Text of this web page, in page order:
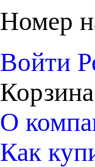
Номер
Войти
О
Как